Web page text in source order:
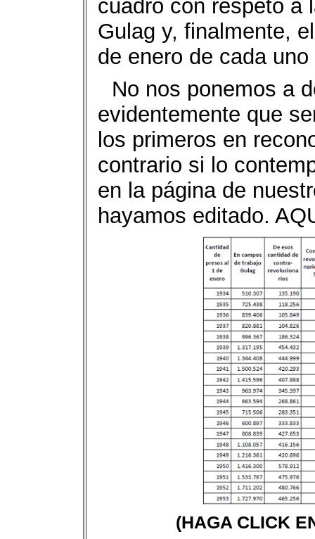
cuadro con respeto a
Gulag y, finalmente,
de enero de cada
No nos ponemos a
evidentemente que
los primeros en
contrario si lo
en la página de
hayamos editado.
(HAGA CLICK